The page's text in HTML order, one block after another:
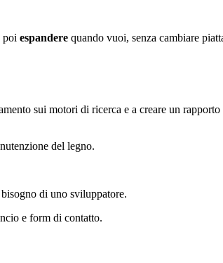
poi espandere quando vuoi, senza cambiare
sui motori di ricerca e a creare un
del legno.
di uno sviluppatore.
e form di contatto.